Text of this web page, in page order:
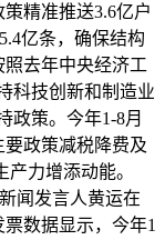
精准推送3.6亿户
亿条，确保结构
去年中央经济工
科技创新和制造业
政策。今年1-8月
政策减税降费及
力增添动能。
闻发言人黄运在
数据显示，今年1